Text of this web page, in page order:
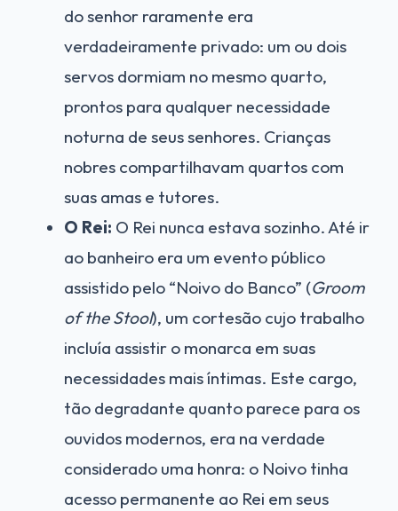
do senhor raramente era
verdadeiramente privado: um ou dois
servos dormiam no mesmo quarto,
prontos para qualquer necessidade
noturna de seus senhores. Crianças
nobres compartilhavam quartos com
suas amas e tutores.
O Rei: O Rei nunca estava sozinho. Até ir
ao banheiro era um evento público
assistido pelo “Noivo do Banco” (Groom
of the Stool), um cortesão cujo trabalho
incluía assistir o monarca em suas
necessidades mais íntimas. Este cargo,
tão degradante quanto parece para os
ouvidos modernos, era na verdade
considerado uma honra: o Noivo tinha
acesso permanente ao Rei em seus